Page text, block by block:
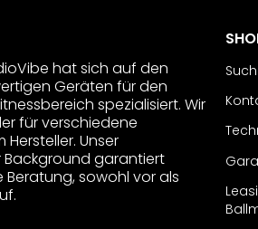
hat sich auf den
Geräten für den
spezialisiert. Wir
für verschiedene
Unser
garantiert
sowohl vor als